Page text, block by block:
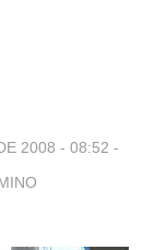
2008 - 08:52 -